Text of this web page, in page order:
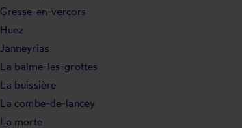
Gresse-en-vercors
Huez
Janneyrias
La balme-les-grottes
La buissière
La combe-de-lancey
La morte